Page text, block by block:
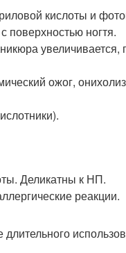
кислоты и
поверхностью ногтя.
увеличивается,
ожог,
Деликатны к НП.
реакции.